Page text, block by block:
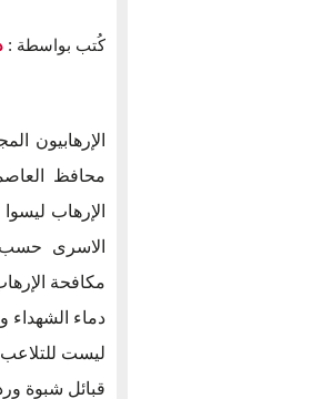
كُتب بواسطة :
الإرهابيون
محافظ
الإرهاب
الاسرى حسب
مكافحة
دماء الشهداء
ليست للتلاعب
قبائل شبوة